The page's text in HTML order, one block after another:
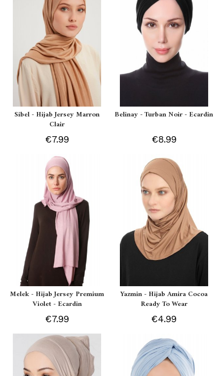
Sibel - Hijab Jersey Marron
Clair
€7.99
Belinay - Turban Noir - Ecardin
€8.99
Melek - Hijab Jersey Premium
Violet - Ecardin
€7.99
Yazmin - Hijab Amira Cocoa
Ready To Wear
€4.99